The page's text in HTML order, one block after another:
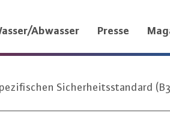
Abwasser Presse
Sicherheitsstandard